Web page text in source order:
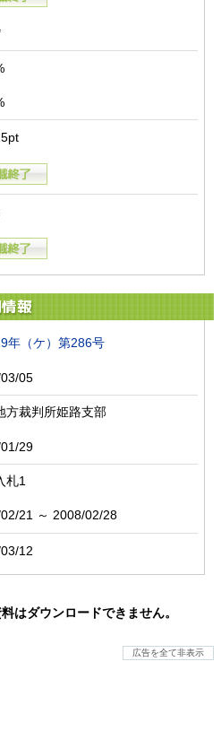
報
年（ケ）第286号
05
方裁判所姫路支部
29
札1
21 ～ 2008/02/28
12
はダウンロードできません。
広告を全て非表示